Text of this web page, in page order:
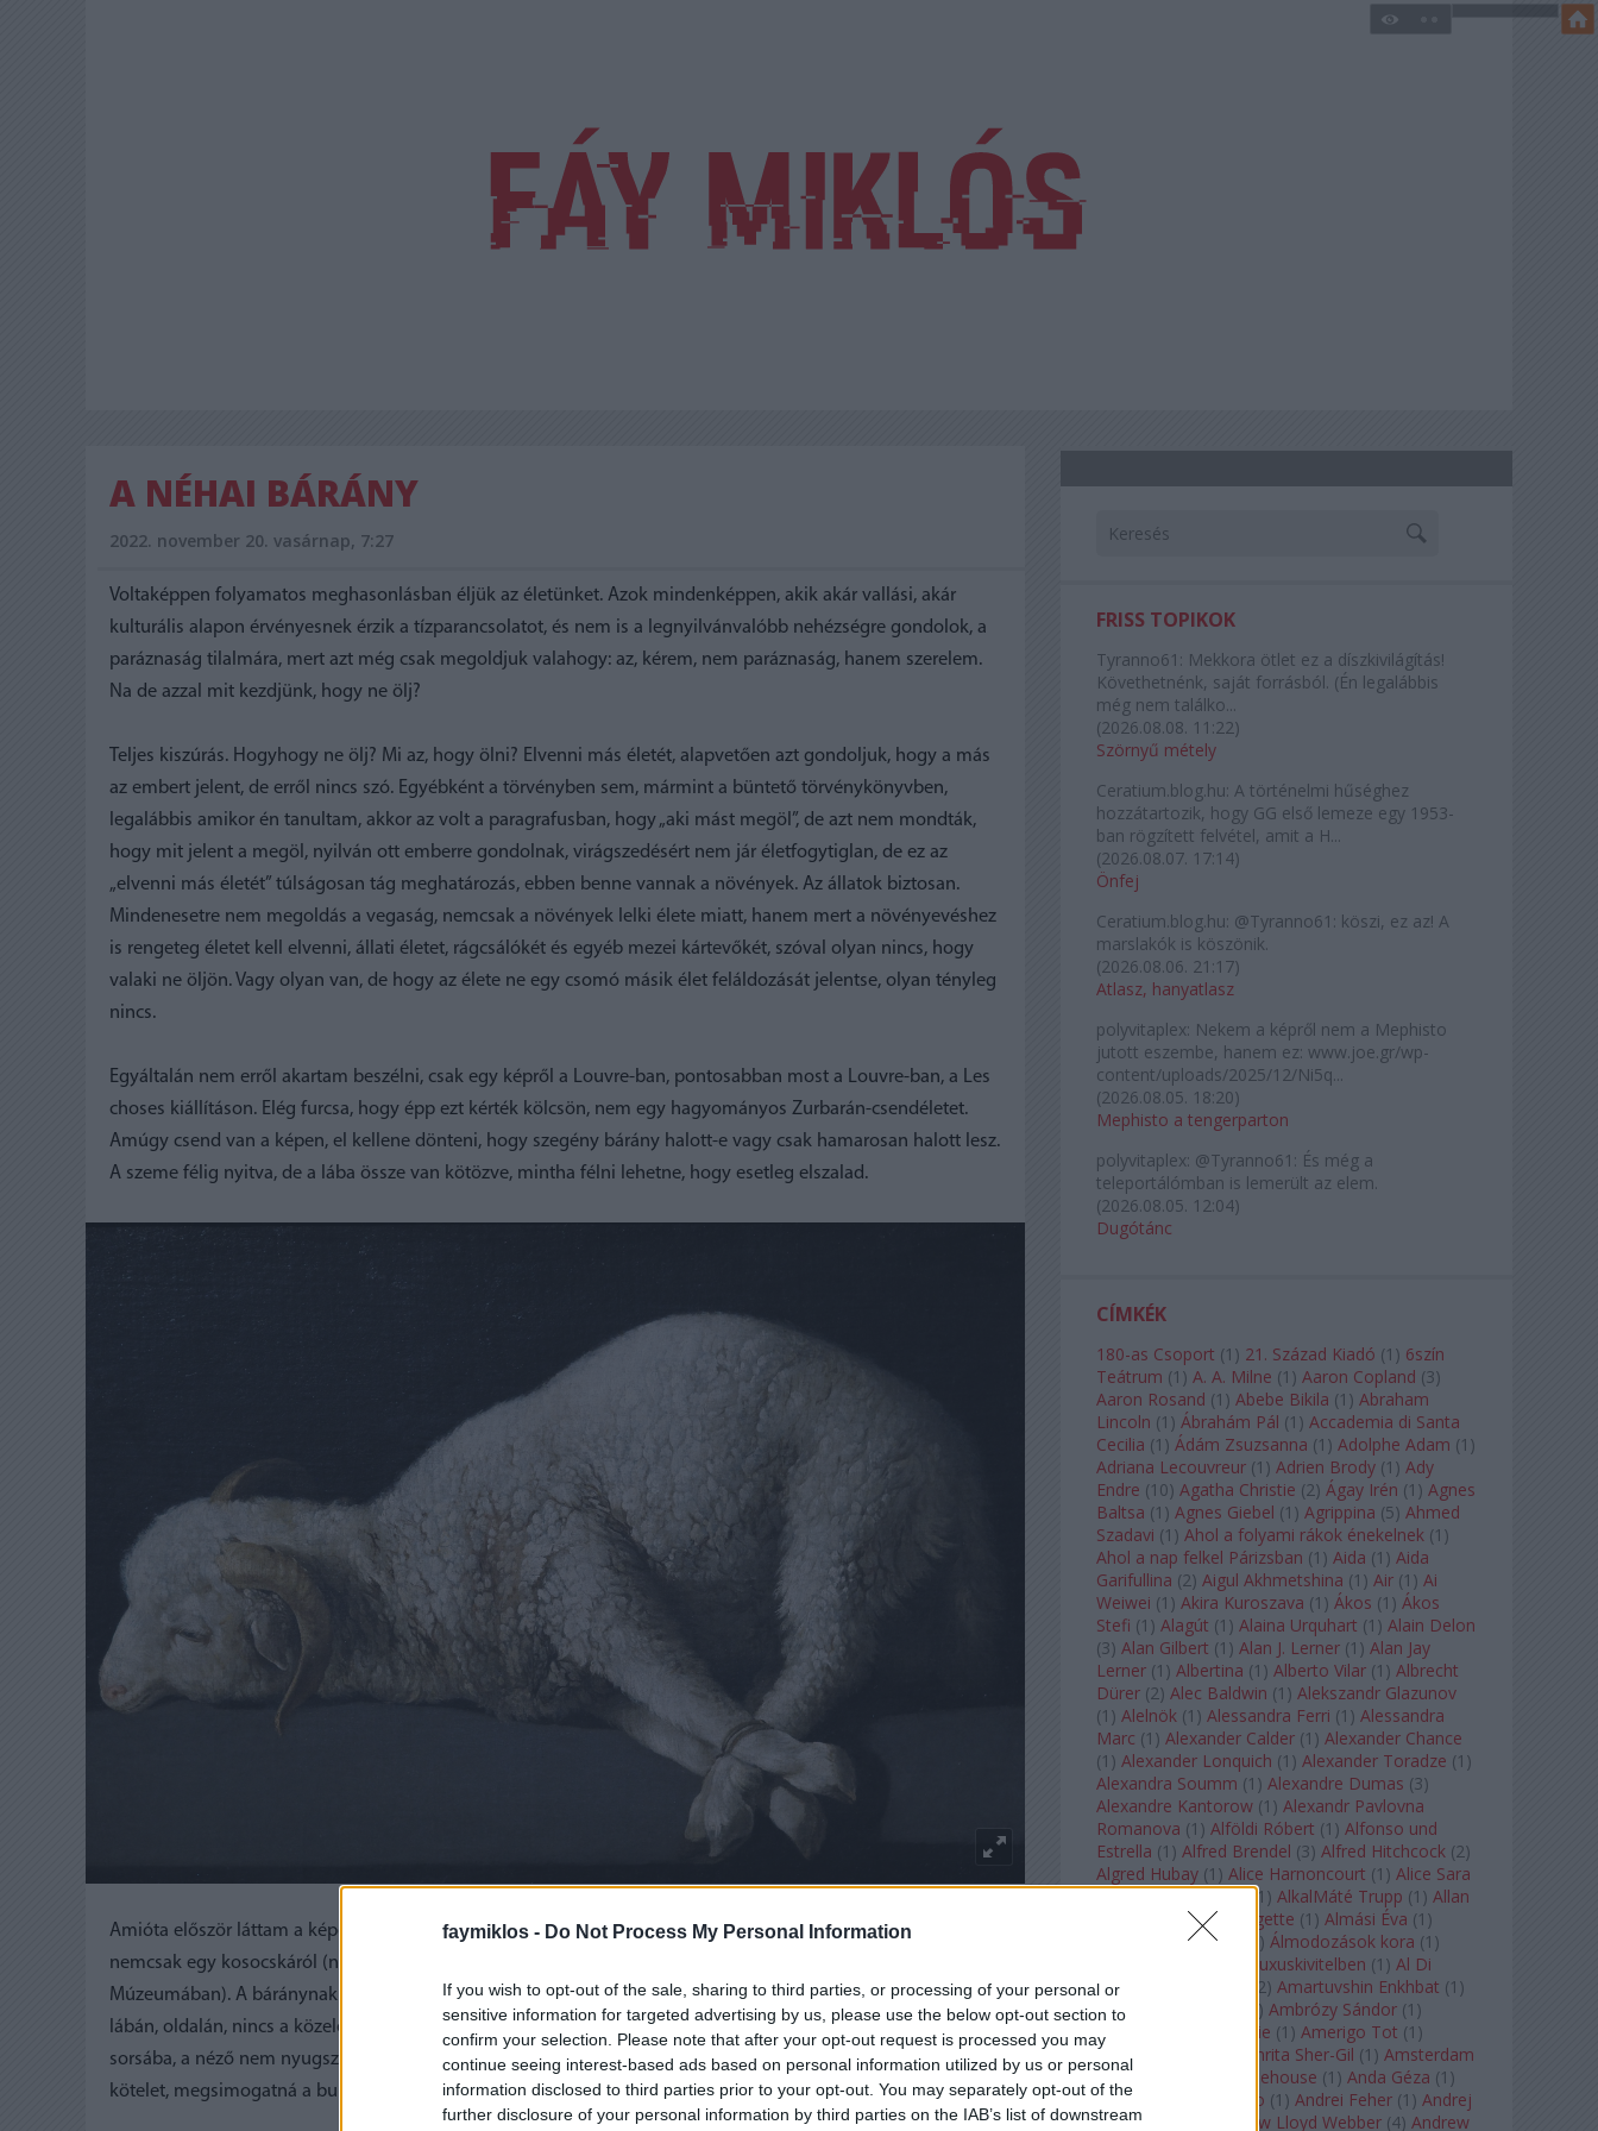
faymiklos - Do Not Process My Personal Information
If you wish to opt-out of the sale, sharing to third parties, or processing of your personal or
sensitive information for targeted advertising by us, please use the below opt-out section to
confirm your selection. Please note that after your opt-out request is processed you may
continue seeing interest-based ads based on personal information utilized by us or personal
information disclosed to third parties prior to your opt-out. You may separately opt-out of the
further disclosure of your personal information by third parties on the IAB’s list of downstream
A NÉHAI BÁRÁNY
2022. november 20. vasárnap, 7:27
Voltaképpen folyamatos meghasonlásban éljük az életünket. Azok mindenképpen, akik akár vallási, akár
kulturális alapon érvényesnek érzik a tízparancsolatot, és nem is a legnyilvánvalóbb nehézségre gondolok, a
paráznaság tilalmára, mert azt még csak megoldjuk valahogy: az, kérem, nem paráznaság, hanem szerelem.
Na de azzal mit kezdjünk, hogy ne ölj?
Teljes kiszúrás. Hogyhogy ne ölj? Mi az, hogy ölni? Elvenni más életét, alapvetően azt gondoljuk, hogy a más
az embert jelent, de erről nincs szó. Egyébként a törvényben sem, mármint a büntető törvénykönyvben,
legalábbis amikor én tanultam, akkor az volt a paragrafusban, hogy „aki mást megöl”, de azt nem mondták,
hogy mit jelent a megöl, nyilván ott emberre gondolnak, virágszedésért nem jár életfogytiglan, de ez az
„elvenni más életét” túlságosan tág meghatározás, ebben benne vannak a növények. Az állatok biztosan.
Mindenesetre nem megoldás a vegaság, nemcsak a növények lelki élete miatt, hanem mert a növényevéshez
is rengeteg életet kell elvenni, állati életet, rágcsálókét és egyéb mezei kártevőkét, szóval olyan nincs, hogy
valaki ne öljön. Vagy olyan van, de hogy az élete ne egy csomó másik élet feláldozását jelentse, olyan tényleg
nincs.
Egyáltalán nem erről akartam beszélni, csak egy képről a Louvre-ban, pontosabban most a Louvre-ban, a Les
choses kiállításon. Elég furcsa, hogy épp ezt kérték kölcsön, nem egy hagyományos Zurbarán-csendéletet.
Amúgy csend van a képen, el kellene dönteni, hogy szegény bárány halott-e vagy csak hamarosan halott lesz.
A szeme félig nyitva, de a lába össze van kötözve, mintha félni lehetne, hogy esetleg elszalad.
Amióta először láttam a képet, azóta nem értem, hogy honnét tudja az ember, hogy itt másról van szó,
nemcsak egy kosocskáról (nem Kokoschkáról, bár az is van most Párizsban, a Modern Művészetek
Múzeumában). A báránynak nincs emberi arca, vagy nem feltűnően antropomorf, nincsenek sebek kezén,
lábán, oldalán, nincs a közelében vallási jelkép, ott fekszik a fekete háttér előtt, és hiába nyugodott bele a
sorsába, a néző nem nyugszik bele a bárány sorsába, valamit tenne, visszafordítaná a dolgokat, elvágná a
kötelet, megsimogatná a bundát.
FRISS TOPIKOK
Tyranno61: Mekkora ötlet ez a díszkivilágítás!
Követhetnénk, saját forrásból. (Én legalábbis
még nem találko...
(2026.08.08. 11:22)
Szörnyű métely
Ceratium.blog.hu: A történelmi hűséghez
hozzátartozik, hogy GG első lemeze egy 1953-
ban rögzített felvétel, amit a H...
(2026.08.07. 17:14)
Önfej
Ceratium.blog.hu: @Tyranno61: köszi, ez az! A
marslakók is köszönik.
(2026.08.06. 21:17)
Atlasz, hanyatlasz
polyvitaplex: Nekem a képről nem a Mephisto
jutott eszembe, hanem ez: www.joe.gr/wp-
content/uploads/2025/12/Ni5q...
(2026.08.05. 18:20)
Mephisto a tengerparton
polyvitaplex: @Tyranno61: És még a
teleportálómban is lemerült az elem.
(2026.08.05. 12:04)
Dugótánc
CÍMKÉK
180-as Csoport (1 ) 21. Század Kiadó (1 ) 6szín
Teátrum (1 ) A. A. Milne (1 ) Aaron Copland (3)
Aaron Rosand (1 ) Abebe Bikila (1 ) Abraham
Lincoln (1 ) Ábrahám Pál (1 ) Accademia di Santa
Cecilia (1 ) Ádám Zsuzsanna (1 ) Adolphe Adam (1 )
Adriana Lecouvreur (1 ) Adrien Brody (1 ) Ady
Endre (10) Agatha Christie (2) Ágay Irén (1 ) Agnes
Baltsa (1 ) Agnes Giebel (1 ) Agrippina (5) Ahmed
Szadavi (1 ) Ahol a folyami rákok énekelnek (1 )
Ahol a nap felkel Párizsban (1 ) Aida (1 ) Aida
Garifullina (2) Aigul Akhmetshina (1 ) Air (1 ) Ai
Weiwei (1 ) Akira Kuroszava (1 ) Ákos (1 ) Ákos
Stefi (1 ) Alagút (1 ) Alaina Urquhart (1 ) Alain Delon
(3) Alan Gilbert (1 ) Alan J. Lerner (1 ) Alan Jay
Lerner (1 ) Albertina (1 ) Alberto Vilar (1 ) Albrecht
Dürer (2) Alec Baldwin (1 ) Alekszandr Glazunov
(1 ) Alelnök (1 ) Alessandra Ferri (1 ) Alessandra
Marc (1 ) Alexander Calder (1 ) Alexander Chance
(1 ) Alexander Lonquich (1 ) Alexander Toradze (1 )
Alexandra Soumm (1 ) Alexandre Dumas (3)
Alexandre Kantorow (1 ) Alexandr Pavlovna
Romanova (1 ) Alföldi Róbert (1 ) Alfonso und
Estrella (1 ) Alfred Brendel (3) Alfred Hitchcock (2)
Algred Hubay (1 ) Alice Harnoncourt (1 ) Alice Sara
Ott (1) Alice Springs (1 ) AlkalMáté Trupp (1 ) Allan
Allen Midgette (1 ) Almási Éva (1 )
Almásy László Ede
) Álmodozások kora (1 )
Álom luxuskivitelben (1 ) Al Di
Meola
2) Amartuvshin Enkhbat (1 )
Ambroise Thomas
) Ambrózy Sándor (1 )
Ambrus Kyri
Amélie (1 ) Amerigo Tot (1 )
Amikor Galéria
Amrita Sher-Gil (1 ) Amsterdam
Baroque
Amy Winehouse (1 ) Anda Géza (1 )
Andrea del Verrocchio (1 ) Andrei Feher (1 ) Andrej
Tarkovszkij
Andrew Lloyd Webber (4) Andrew